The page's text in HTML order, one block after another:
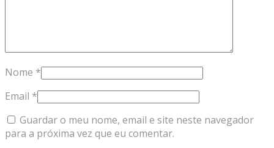
Nome *
Email *
Guardar o meu nome, email e site neste navegador
para a próxima vez que eu comentar.